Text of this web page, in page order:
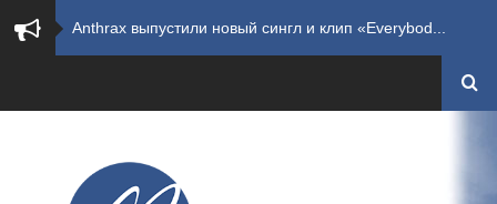
​Wacken Open Air 2027 объявил новую волну участ...
GHOST возвращаются на большие экраны с новым ко...